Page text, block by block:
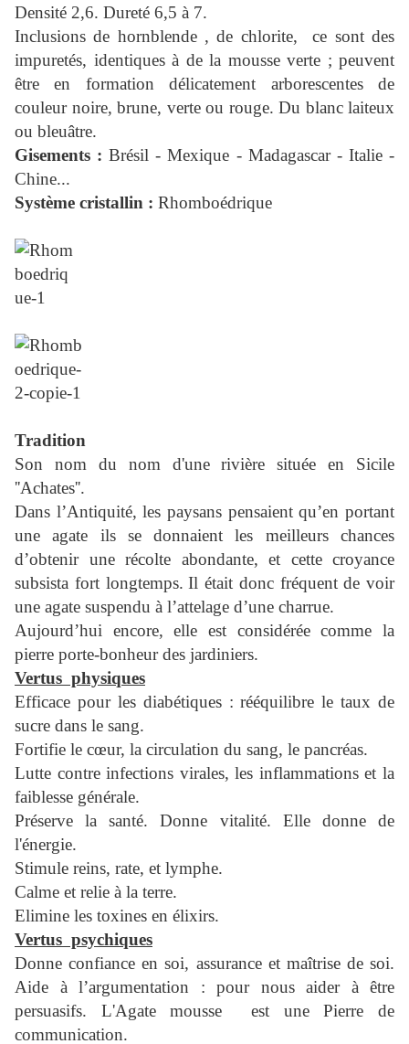
Densité 2,6. Dureté 6,5 à 7.
Inclusions de hornblende , de chlorite, ce sont des
impuretés, identiques à de la mousse verte ; peuvent
être en formation délicatement arborescentes de
couleur noire, brune, verte ou rouge. Du blanc laiteux
ou bleuâtre.
Gisements : Brésil - Mexique - Madagascar - Italie -
Chine...
Système cristallin : Rhomboédrique
Tradition
Son nom du nom d'une rivière située en Sicile
''Achates''.
Dans l’Antiquité, les paysans pensaient qu’en portant
une agate ils se donnaient les meilleurs chances
d’obtenir une récolte abondante, et cette croyance
subsista fort longtemps. Il était donc fréquent de voir
une agate suspendu à l’attelage d’une charrue.
Aujourd’hui encore, elle est considérée comme la
pierre porte-bonheur des jardiniers.
Vertus physiques
Efficace pour les diabétiques : rééquilibre le taux de
sucre dans le sang.
Fortifie le cœur, la circulation du sang, le pancréas.
Lutte contre infections virales, les inflammations et la
faiblesse générale.
Préserve la santé. Donne vitalité. Elle donne de
l'énergie.
Stimule reins, rate, et lymphe.
Calme et relie à la terre.
Elimine les toxines en élixirs.
Vertus psychiques
Donne confiance en soi, assurance et maîtrise de soi.
Aide à l’argumentation : pour nous aider à être
persuasifs. L'Agate mousse est une Pierre de
communication.